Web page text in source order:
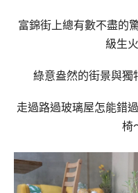
富錦街上總有數不盡的
級生
綠意盎然的街景與獨
走過路過玻璃屋怎能錯
椅